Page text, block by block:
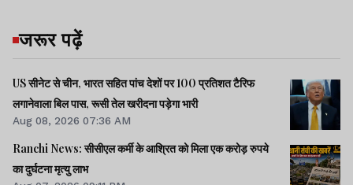
जरूर पढ़ें
US सीनेट से चीन, भारत सहित पांच देशों पर 100 प्रतिशत टैरिफ
लगानेवाला बिल पास, रूसी तेल खरीदना पड़ेगा भारी
Aug 08, 2026 07:36 AM
Ranchi News: सीसीएल कर्मी के आश्रित को मिला एक करोड़ रुपये
का दुर्घटना मृत्यु लाभ